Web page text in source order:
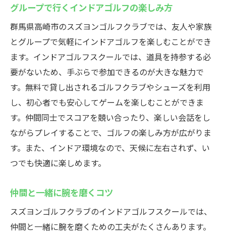
グループで行くインドアゴルフの楽しみ方
群馬県高崎市のスズヨンゴルフクラブでは、友人や家族
とグループで気軽にインドアゴルフを楽しむことができ
ます。インドアゴルフスクールでは、道具を持参する必
要がないため、手ぶらで参加できるのが大きな魅力で
す。無料で貸し出されるゴルフクラブやシューズを利用
し、初心者でも安心してゲームを楽しむことができま
す。仲間同士でスコアを競い合ったり、楽しい会話をし
ながらプレイすることで、ゴルフの楽しみ方が広がりま
す。また、インドア環境なので、天候に左右されず、い
つでも快適に楽しめます。
仲間と一緒に腕を磨くコツ
スズヨンゴルフクラブのインドアゴルフスクールでは、
仲間と一緒に腕を磨くための工夫がたくさんあります。